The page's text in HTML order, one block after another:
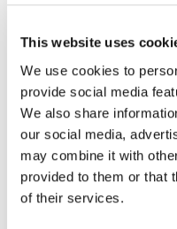
This website uses
We use cookies to
provide social media
We also share
our social media,
may combine it with
provided to them or that
of their services.